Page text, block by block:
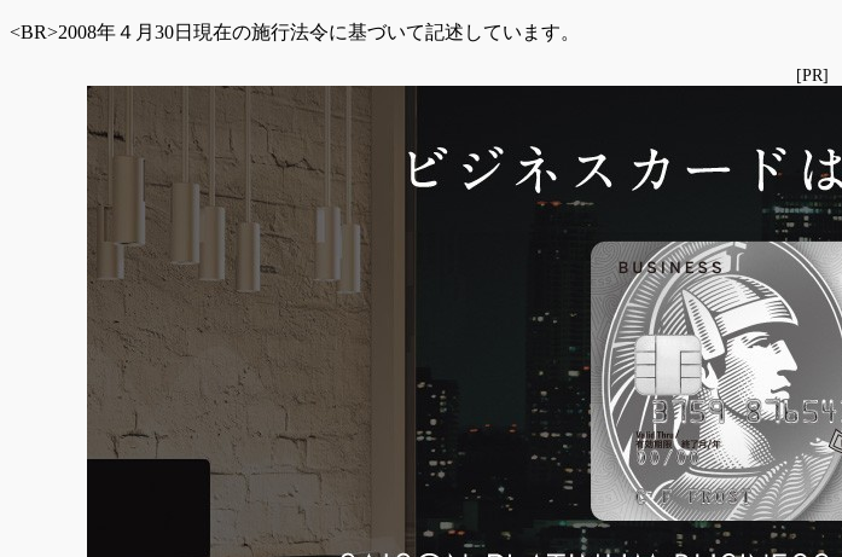
<BR>2008年４月30日現在の施行法令に基づいて記述しています。
[PR]